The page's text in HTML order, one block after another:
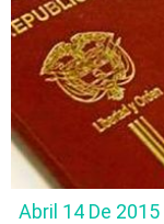
Abril 14 De 2015